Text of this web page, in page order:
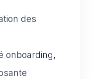
des
onboarding,